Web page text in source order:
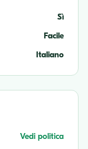
Sì
Facile
Italiano
Vedi politica